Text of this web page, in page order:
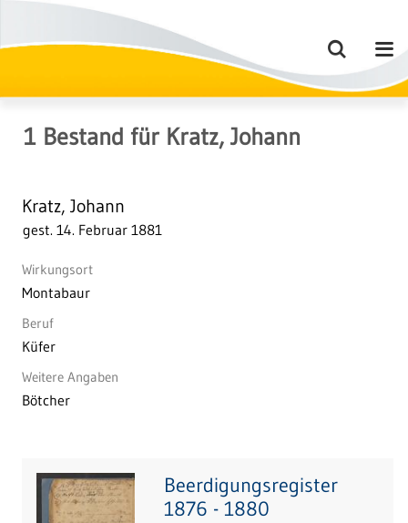
1 Bestand für Kratz, Johann
Kratz, Johann
gest. 14. Februar 1881
Wirkungsort
Montabaur
Beruf
Küfer
Weitere Angaben
Bötcher
Beerdigungsregister
1876 - 1880